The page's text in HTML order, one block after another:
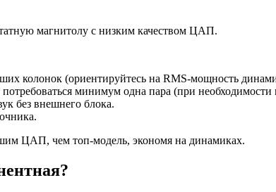
магнитолу с низким качеством ЦАП.
колонок (ориентируйтесь на RMS-мощность
минимум одна пара (при необходимости
без внешнего блока.
ЦАП, чем топ-модель, экономя на динамиках.